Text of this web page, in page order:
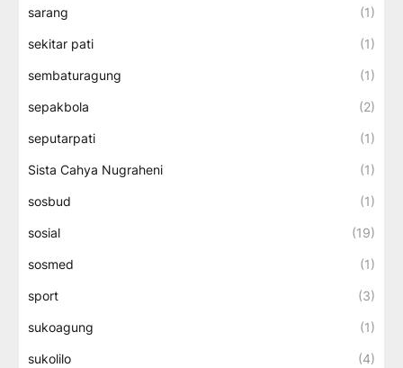
sarang (1)
sekitar pati (1)
sembaturagung (1)
sepakbola (2)
seputarpati (1)
Sista Cahya Nugraheni (1)
sosbud (1)
sosial (19)
sosmed (1)
sport (3)
sukoagung (1)
sukolilo (4)